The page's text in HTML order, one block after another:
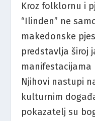
Kroz folklornu i
“Ilinden” ne
makedonske
predstavlja široj
manifestacijama
Njihovi nastupi
kulturnim
pokazatelj su